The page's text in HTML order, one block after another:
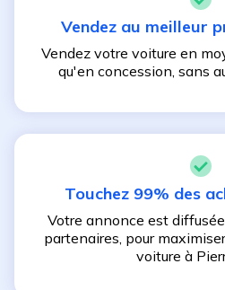
Vendez au meilleur
Vendez votre voiture en
qu'en concession, sans
Touchez 99% des
Votre annonce est
partenaires, pour
voiture à